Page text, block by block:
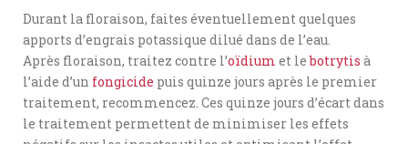
Durant la floraison, faites éventuellement quelques
apports d’engrais potassique dilué dans de l’eau.
Après floraison, traitez contre l’oïdium et lebotrytis à
l’aide d’un fongicide puis quinze jours après le premier
traitement, recommencez. Ces quinze jours d’écart dans
le traitement permettent de minimiser les effets